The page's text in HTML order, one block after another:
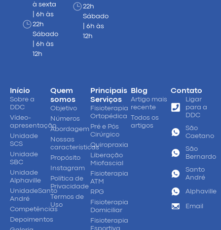
à sexta
| 6h às
22h
Sábado
| 6h às
12h
22h
Sábado
| 6h às
12h
Início
Sobre a
DDC
Vídeo-
apresentação
Unidade
SCS
Unidade
SBC
Unidade
Alphaville
UnidadeSanto
André
Competências
Depoimentos
Quem
somos
Objetivo
Números
Abordagem
Nossas
características
Propósito
Instagram
Política de
Privacidade
Termos de
Uso
Principais
Serviços
Fisioterapia
Ortopédica
Pré e Pós
Cirúrgico
Quiropraxia
Liberação
Miofascial
Fisioterapia
ATM
RPG
Fisioterapia
Domiciliar
Fisioterapia
Esportiva
Blog
Artigo mais
recente
Todos os
artigos
Contato
Ligar
para a
DDC
São
Caetano
São
Bernardo
Santo
André
Alphaville
Email